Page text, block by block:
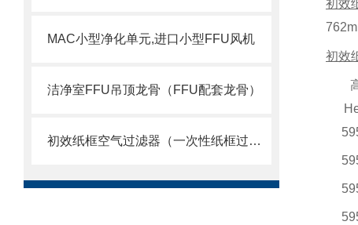
MAC小型净化单元,进口小型FFU风机
洁净室FFU吊顶龙骨（FFU配套龙骨）
初效纸框空气过滤器（一次性纸框过滤网）
初效
初效